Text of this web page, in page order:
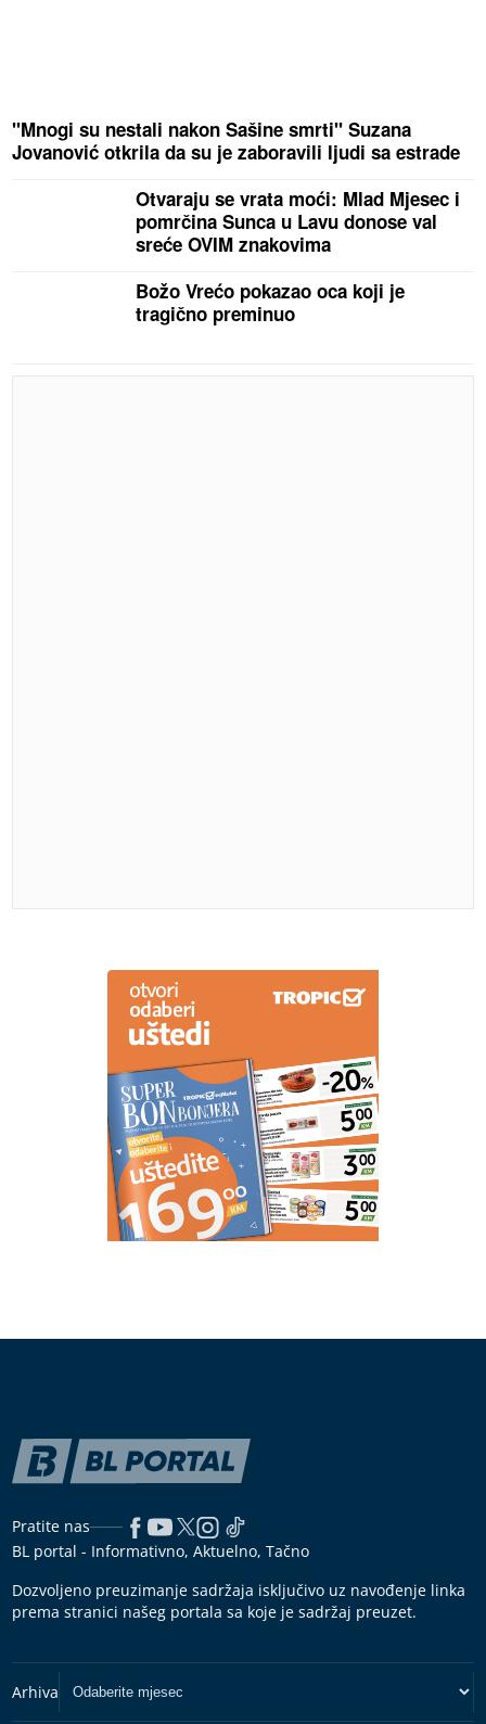
"Mnogi su nestali nakon Sašine smrti" Suzana
Jovanović otkrila da su je zaboravili ljudi sa estrade
Otvaraju se vrata moći: Mlad Mjesec i
pomrčina Sunca u Lavu donose val
sreće OVIM znakovima
Božo Vrećo pokazao oca koji je
tragično preminuo
Pratite nas
BL portal - Informativno, Aktuelno, Tačno
Dozvoljeno preuzimanje sadržaja isključivo uz navođenje linka
prema stranici našeg portala sa koje je sadržaj preuzet.